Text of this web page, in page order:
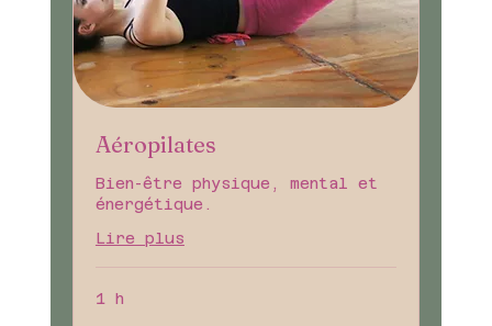
Aéropilates
Bien-être physique, mental et
énergétique.
Lire plus
1 h